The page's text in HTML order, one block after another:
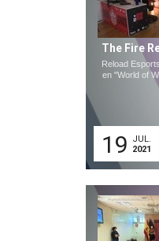
The Fire
Reload
en "World of
19
JUL.
2021